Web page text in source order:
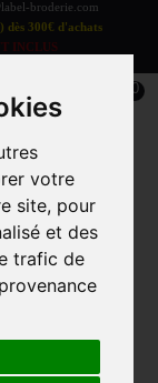
votre
site, pour
et des
trafic de
broderie.com
300€ d'achats
INCLUS
0
ADULTE
de
à